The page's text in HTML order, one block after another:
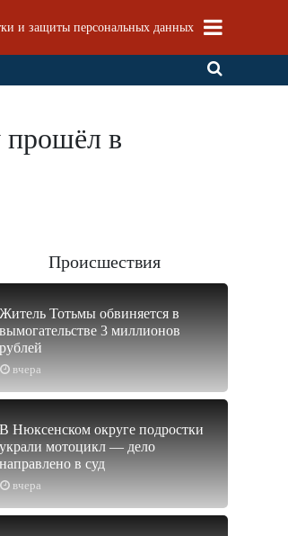
и защиты персональных данных
прошёл в
Происшествия
вчера
Житель Тотьмы обвиняется в
вымогательстве 3 миллионов
рублей
вчера
В Нюксенском округе подростки
украли мотоцикл — дело
направлено в суд